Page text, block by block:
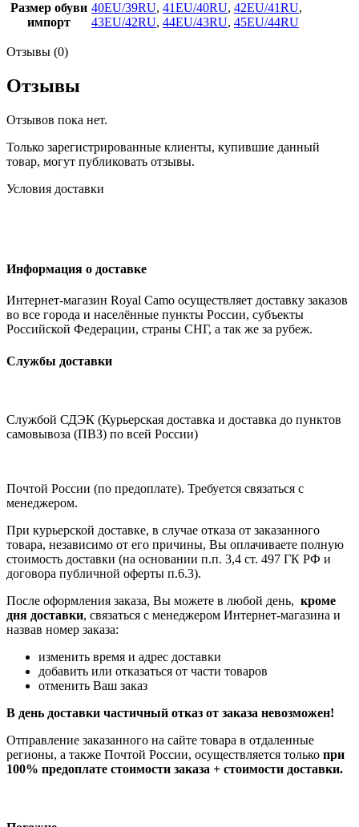
Размер обуви
импорт
40EU/39RU, 41EU/40RU, 42EU/41RU,
43EU/42RU, 44EU/43RU, 45EU/44RU
Отзывы (0)
Отзывы
Отзывов пока нет.
Только зарегистрированные клиенты, купившие данный
товар, могут публиковать отзывы.
Условия доставки
Информация о доставке
Интернет-магазин Royal Camo осуществляет доставку заказов
во все города и населённые пункты России, субъекты
Российской Федерации, страны СНГ, а так же за рубеж.
Службы доставки
Службой СДЭК (Курьерская доставка и доставка до пунктов
самовывоза (ПВЗ) по всей России)
Почтой России (по предоплате). Требуется связаться с
менеджером.
При курьерской доставке, в случае отказа от заказанного
товара, независимо от его причины, Вы оплачиваете полную
стоимость доставки (на основании п.п. 3,4 ст. 497 ГК РФ и
договора публичной оферты п.6.3).
После оформления заказа, Вы можете в любой день, кроме
дня доставки, связаться с менеджером Интернет-магазина и
назвав номер заказа:
изменить время и адрес доставки
добавить или отказаться от части товаров
отменить Ваш заказ
В день доставки частичный отказ от заказа невозможен!
Отправление заказанного на сайте товара в отдаленные
регионы, а также Почтой России, осуществляется только при
100% предоплате стоимости заказа + стоимости доставки.